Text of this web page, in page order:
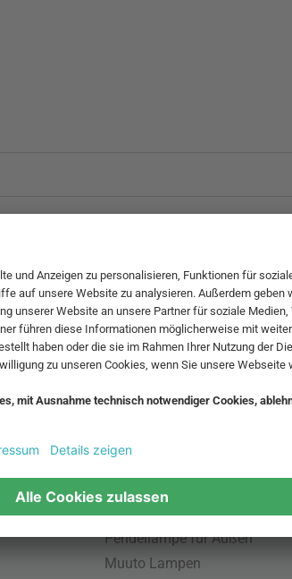
Beliebte Leuchten
Pendellampe für Außen
Muuto Lampen